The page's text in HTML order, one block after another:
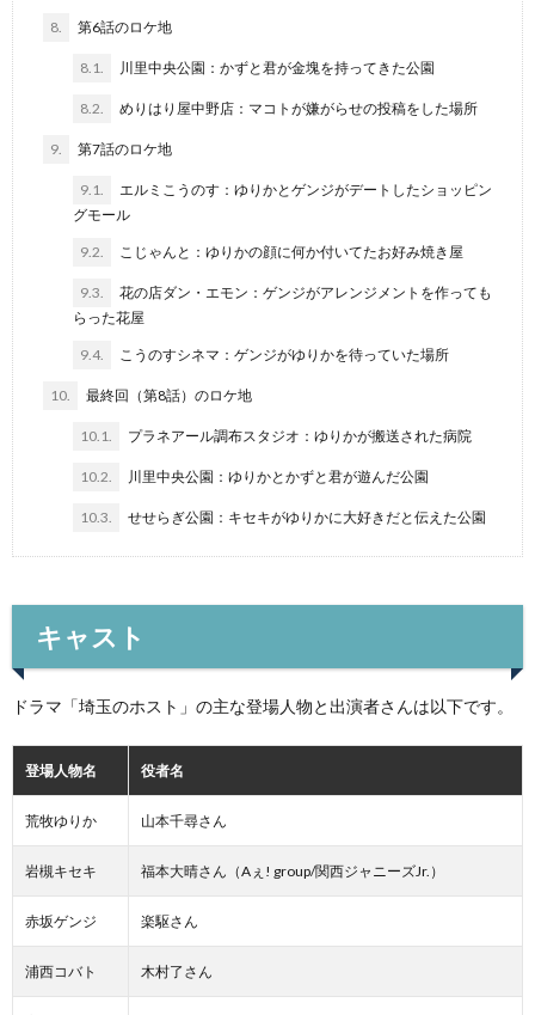
8. 第6話のロケ地
8.1. 川里中央公園：かずと君が金塊を持ってきた公園
8.2. めりはり屋中野店：マコトが嫌がらせの投稿をした場所
9. 第7話のロケ地
9.1.
エルミこうのす：ゆりかとゲンジがデートしたショッピン
グモール
9.2. こじゃんと：ゆりかの顔に何か付いてたお好み焼き屋
9.3.
花の店ダン・エモン：ゲンジがアレンジメントを作っても
らった花屋
9.4. こうのすシネマ：ゲンジがゆりかを待っていた場所
10. 最終回（第8話）のロケ地
10.1. プラネアール調布スタジオ：ゆりかが搬送された病院
10.2. 川里中央公園：ゆりかとかずと君が遊んだ公園
10.3. せせらぎ公園：キセキがゆりかに大好きだと伝えた公園
キャスト
ドラマ「埼玉のホスト」の主な登場人物と出演者さんは以下です。
登場人物名 役者名
荒牧ゆりか 山本千尋さん
岩槻キセキ 福本大晴さん（Aぇ! group/関西ジャニーズJr.）
赤坂ゲンジ 楽駆さん
浦西コバト 木村了さん